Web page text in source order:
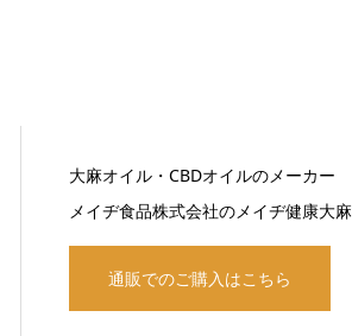
大麻オイル・CBDオイルのメーカー
メイヂ食品株式会社のメイヂ健康大
通販でのご購入はこちら